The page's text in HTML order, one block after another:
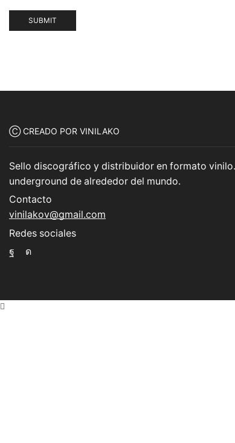
Ⓒ CREADO POR VINILAKO
Sello discográfico y distribuidor en formato
underground de alrededor del mundo.
Contacto
vinilakov@gmail.com
Redes sociales
Facebook
Instagram